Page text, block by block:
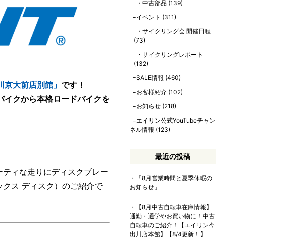
京大前店別館」 です！
イクから本格ロードバイクを
ィな走りにディスクブレー
ス ディスク）のご紹介で
中古部品 (139)
イベント (311)
サイクリング会 開催日程
(73)
サイクリングレポート
(132)
SALE情報 (460)
お客様紹介 (102)
お知らせ (218)
エイリン公式YouTubeチャン
ネル情報 (123)
最近の投稿
「8月営業時間と夏季休暇の
お知らせ」
【8月中古自転車在庫情報】
通勤・通学やお買い物に！中古
自転車のご紹介！【エイリン今
出川店本館】【8/4更新！】